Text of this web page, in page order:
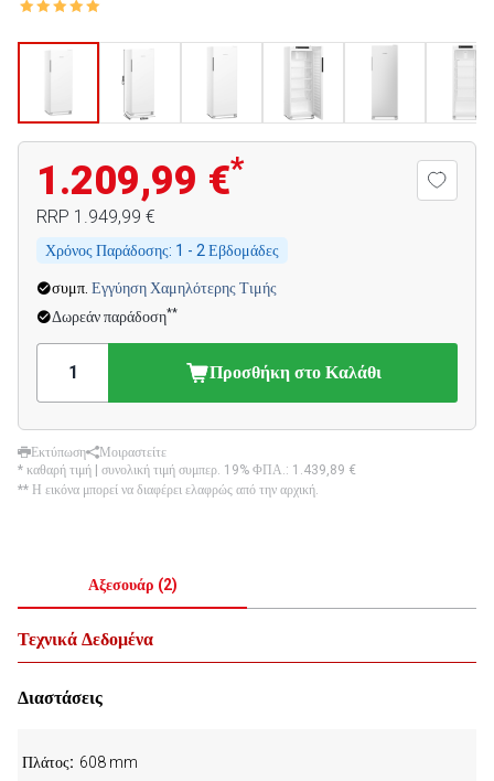
1.209,99 €*
RRP 1.949,99 €
Χρόνος Παράδοσης: 1 - 2 Εβδομάδες
συμπ. Εγγύηση Χαμηλότερης Τιμής
Δωρεάν παράδοση**
Προσθήκη στο Καλάθι
Εκτύπωση
Μοιραστείτε
* καθαρή τιμή | συνολική τιμή συμπερ. 19% ΦΠΑ.: 1.439,89 €
** Η εικόνα μπορεί να διαφέρει ελαφρώς από την αρχική.
Αξεσουάρ (2)
Τεχνικά Δεδομένα
Διαστάσεις
Πλάτος 608 mm